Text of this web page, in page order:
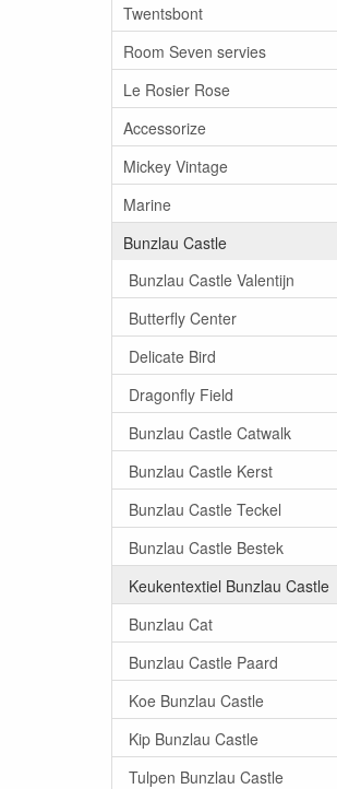
Twentsbont
Room Seven servies
Le Rosier Rose
Accessorize
Mickey Vintage
Marine
Bunzlau Castle
Bunzlau Castle Valentijn
Butterfly Center
Delicate Bird
Dragonfly Field
Bunzlau Castle Catwalk
Bunzlau Castle Kerst
Bunzlau Castle Teckel
Bunzlau Castle Bestek
Keukentextiel Bunzlau Castle
Bunzlau Cat
Bunzlau Castle Paard
Koe Bunzlau Castle
Kip Bunzlau Castle
Tulpen Bunzlau Castle